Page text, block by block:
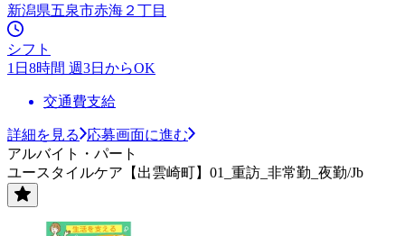
新潟県五泉市赤海２丁目
シフト
1日8時間 週3日からOK
交通費支給
詳細を見る
応募画面に進む
アルバイト・パート
ユースタイルケア【出雲崎町】01_重訪_非常勤_夜勤/Jb